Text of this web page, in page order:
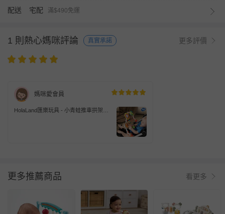
配送 宅配 滿$490免運
1 則熱心媽咪評論 真實承諾 更多評價
媽咪愛會員
HolaLand匯樂玩具 - 小青蛙推車拱架
更多推薦商品 看更多